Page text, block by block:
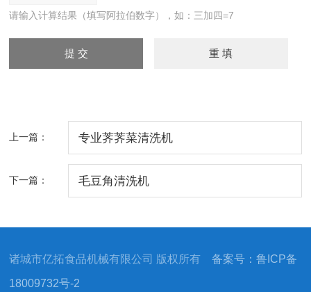
请输入计算结果（填写阿拉伯数字），如：三加四=7
上一篇： 专业荠荠菜清洗机
下一篇： 毛豆角清洗机
诸城市亿拓食品机械有限公司 版权所有备案号：鲁ICP备
18009732号-2